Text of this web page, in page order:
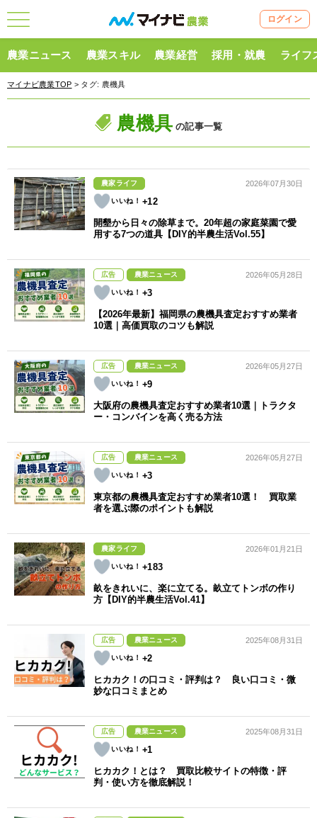
ログイン
農業ニュース 農業スキル 農業経営 採用・就農 ライフ
マイナビ農業TOP > タグ: 農機具
農機具 の記事一覧
農家ライフ
+12
2026年07月30日
開墾から日々の除草まで。20年超の家庭菜園で愛
用する7つの道具【DIY的半農生活Vol.55】
広告 農業ニュース
+3
2026年05月28日
【2026年最新】福岡県の農機具査定おすすめ業者
10選｜高価買取のコツも解説
広告 農業ニュース
+9
2026年05月27日
大阪府の農機具査定おすすめ業者10選｜トラクタ
ー・コンバインを高く売る方法
広告 農業ニュース
+3
2026年05月27日
東京都の農機具査定おすすめ業者10選！ 買取業
者を選ぶ際のポイントも解説
農家ライフ
+183
2026年01月21日
畝をきれいに、楽に立てる。畝立てトンボの作り
方【DIY的半農生活Vol.41】
広告 農業ニュース
+2
2025年08月31日
ヒカカク！の口コミ・評判は？ 良い口コミ・微
妙な口コミまとめ
広告 農業ニュース
+1
2025年08月31日
ヒカカク！とは？ 買取比較サイトの特徴・評
判・使い方を徹底解説！